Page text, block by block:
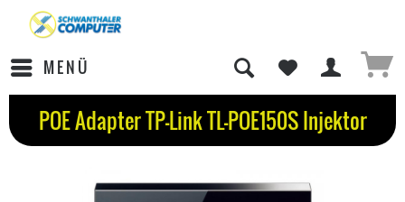
MENÜ
POE Adapter TP-Link TL-POE150S Injektor